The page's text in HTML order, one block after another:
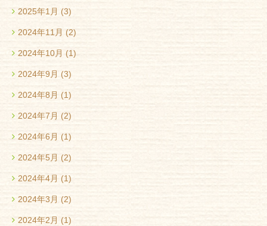
2025年1月 (3)
2024年11月 (2)
2024年10月 (1)
2024年9月 (3)
2024年8月 (1)
2024年7月 (2)
2024年6月 (1)
2024年5月 (2)
2024年4月 (1)
2024年3月 (2)
2024年2月 (1)